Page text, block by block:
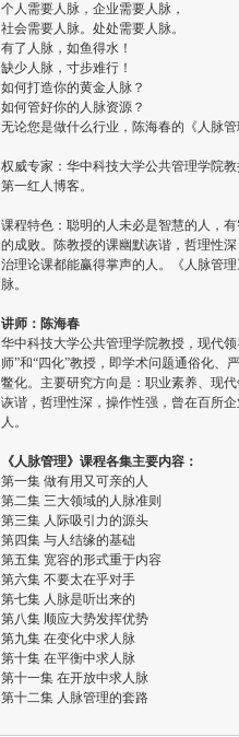
个人需要人脉，企业需要人脉，
社会需要人脉。处处需要人脉。
有了人脉，如鱼得水！
缺少人脉，寸步难行！
如何打造你的黄金人脉？
如何管好你的人脉资源？
无论您是做什么行业，陈海春的《人脉
权威专家：华中科技大学公共管理学院
第一红人博客。
课程特色：聪明的人未必是智慧的人，
的成败。陈教授的课幽默诙谐，哲理性
治理论课都能赢得掌声的人。《人脉管
脉。
讲师：陈海春
华中科技大学公共管理学院教授，现代
师”和“四化”教授，即学术问题通俗化、
鳖化。主要研究方向是：职业素养、现
诙谐，哲理性深，操作性强，曾在百所
人。
《人脉管理》课程各集主要内容：
第一集 做有用又可亲的人
第二集 三大领域的人脉准则
第三集 人际吸引力的源头
第四集 与人结缘的基础
第五集 宽容的形式重于内容
第六集 不要太在乎对手
第七集 人脉是听出来的
第八集 顺应大势发挥优势
第九集 在变化中求人脉
第十集 在平衡中求人脉
第十一集 在开放中求人脉
第十二集 人脉管理的套路